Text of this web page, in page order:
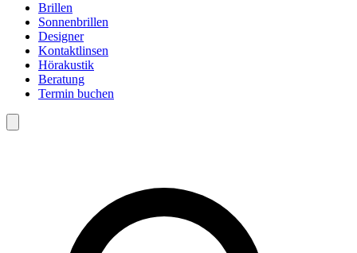
Brillen
Sonnenbrillen
Designer
Kontaktlinsen
Hörakustik
Beratung
Termin buchen